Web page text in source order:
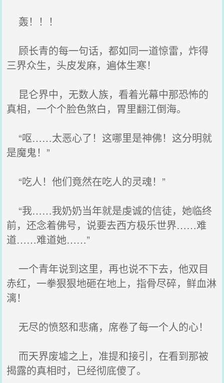
轰！！！
顾长青的每一句话，都如同一道惊雷，炸得
三界众生，头皮发麻，遍体生寒！
昆仑界中，无数人族，看着光幕中那恐怖的
真相，一个个脸色煞白，胃里翻江倒海。
“呕……太恶心了！这哪里是神佛！这分明就
是魔鬼！”
“吃人！他们竟然在吃人的灵魂！”
“我……我奶奶当年就是虔诚的信徒，她临终
前，还念着佛号，说要去西方极乐世界……难
道……难道她……”
一个青年说到这里，再也说不下去，他双目
赤红，一拳狠狠地砸在地上，指骨尽碎，鲜血淋
漓！
无尽的愤怒和悲痛，席卷了每一个人的心！
而天界废墟之上，准提和接引，在看到那被
揭露的真相时，已经彻底傻了。